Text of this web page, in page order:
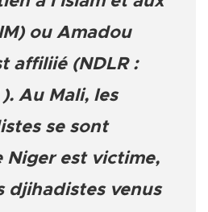
ou Amadou
affiliié (NDLR :
Au Mali, les
se sont
Niger est victime,
djihadistes venus